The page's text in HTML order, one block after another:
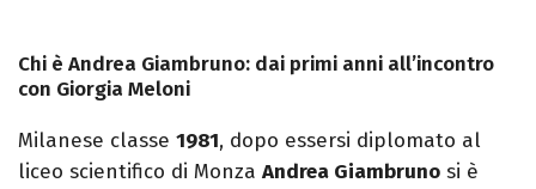
Chi è Andrea Giambruno: dai primi anni all’incontro
con Giorgia Meloni
Milanese classe 1981, dopo essersi diplomato al
liceo scientifico di Monza Andrea Giambruno si è